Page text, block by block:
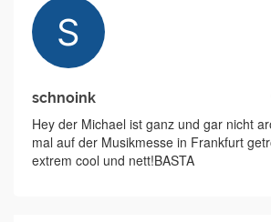
schnoink
Hey der Michael ist ganz und gar nicht
mal auf der Musikmesse in Frankfurt
extrem cool und nett!BASTA